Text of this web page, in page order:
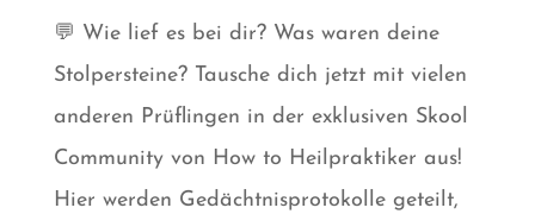
💬 Wie lief es bei dir? Was waren deine
Stolpersteine? Tausche dich jetzt mit vielen
anderen Prüflingen in der exklusiven Skool
Community von How to Heilpraktiker aus!
Hier werden Gedächtnisprotokolle geteilt,